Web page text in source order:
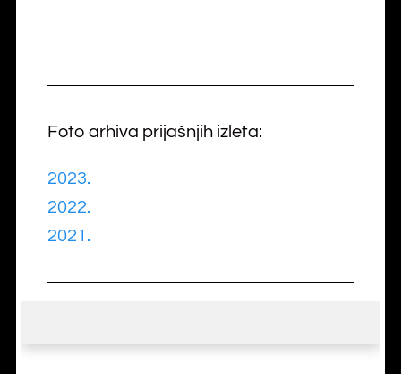
Foto arhiva prijašnjih izleta:
2023.
2022.
2021.